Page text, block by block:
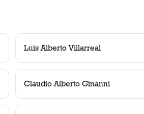
Luis Alberto Villarreal
Claudio Alberto Ginanni